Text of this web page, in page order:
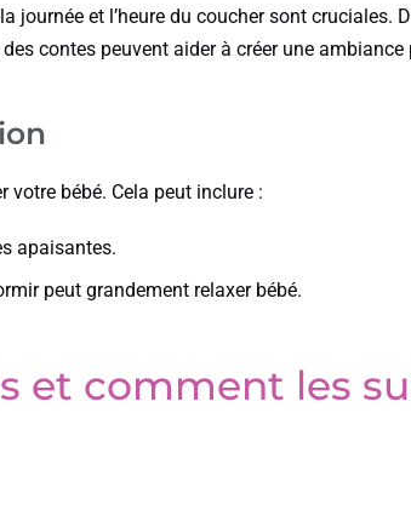
journée et l’heure du coucher sont cruciales.
contes peuvent aider à créer une
votre bébé. Cela peut inclure :
apaisantes.
peut grandement relaxer bébé.
et comment les